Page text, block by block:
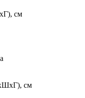
см
см